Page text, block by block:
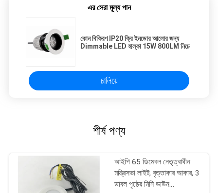
এর সেরা মূল্য পান
কোন বিকিরণ IP20 ক্রি ইনডোর আলোর জন্য
Dimmable LED হাল্কা 15W 800LM নিচে
চালিয়ে
শীর্ষ পণ্য
আইপি 65 ডিমেবল নেতৃত্বাধীন
মন্ত্রিসভা লাইট, বৃত্তাকার আকার, 3
ডাবল পৃষ্ঠের মিনি ডাউন